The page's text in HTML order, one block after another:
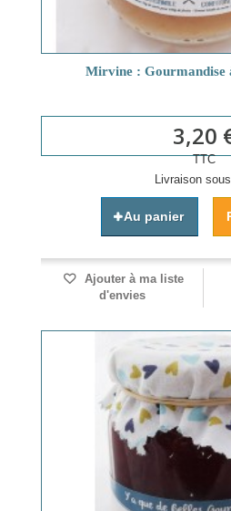
Mirvine : Gourmandise
3,20
TTC
Livraison
Au panier
Ajouter à ma liste
d'envies